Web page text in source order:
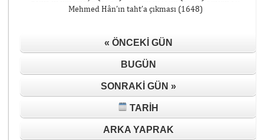
Mehmed Hân’ın taht’a çıkması (1648)
« ÖNCEKI GÜN
BUGÜN
SONRAKI GÜN »
TARIH
ARKA YAPRAK